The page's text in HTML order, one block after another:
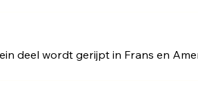
deel wordt gerijpt in Frans en